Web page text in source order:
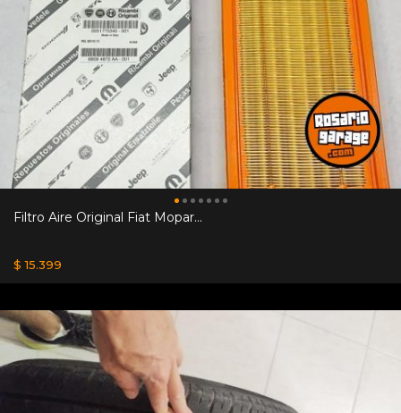
Filtro Aire Original Fiat Mopar...
$ 15.399